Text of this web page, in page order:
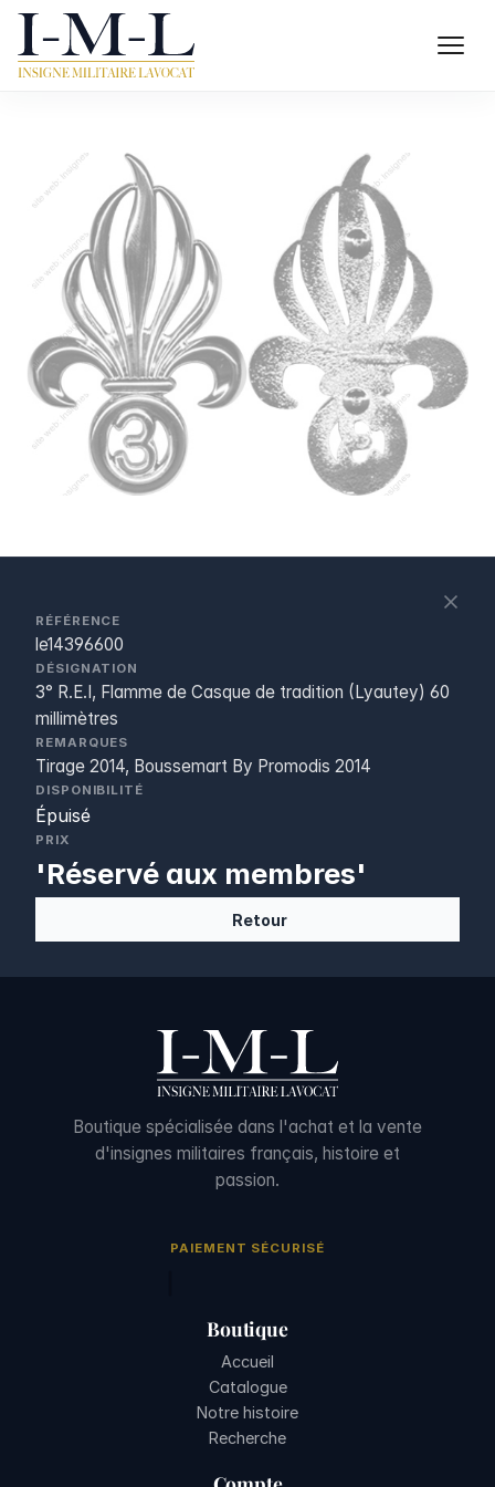
RÉFÉRENCE
le14396600
DÉSIGNATION
3° R.E.I, Flamme de Casque de tradition (Lyautey) 60
millimètres
REMARQUES
Tirage 2014, Boussemart By Promodis 2014
DISPONIBILITÉ
Épuisé
PRIX
'Réservé aux membres'
Retour
Boutique spécialisée dans l'achat et la vente
d'insignes militaires français, histoire et
passion.
PAIEMENT SÉCURISÉ
Boutique
Accueil
Catalogue
Notre histoire
Recherche